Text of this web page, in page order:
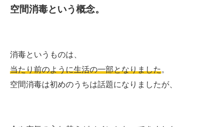
空間消毒という概念。
消毒というものは、
当たり前のように生活の一部となりました。
空間消毒は初めのうちは話題になりましたが、